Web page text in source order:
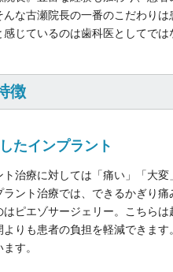
んな古瀬院長の一番のこだわり
感じているのは歯科医としてで
徴
たインプラント
治療に対しては「痛い」「大
ント治療では、できるかぎり
はピエゾサージェリー。こちら
りも患者の負担を軽減できま
す。